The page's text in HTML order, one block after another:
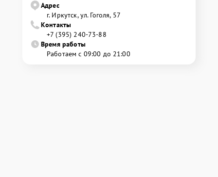
Адрес
г. Иркутск, ул. ​Гоголя, 57
Контакты
+7 (395) 240-73-88
Время работы
Работаем с 09:00 до 21:00